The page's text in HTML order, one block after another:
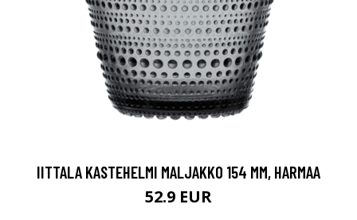
IITTALA KASTEHELMI MALJAKKO 154 MM, HARMAA
52.9 EUR